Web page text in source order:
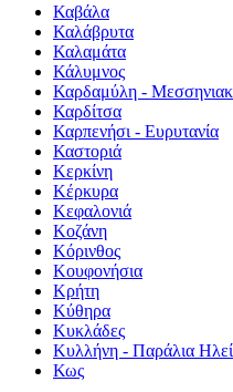
Καβάλα
Καλάβρυτα
Καλαμάτα
Κάλυμνος
Καρδαμύλη -
Καρδίτσα
Καρπενήσι - Ευρυτανία
Καστοριά
Κερκίνη
Κέρκυρα
Κεφαλονιά
Κοζάνη
Κόρινθος
Κουφονήσια
Κρήτη
Κύθηρα
Κυκλάδες
Κυλλήνη - Παράλια
Κως